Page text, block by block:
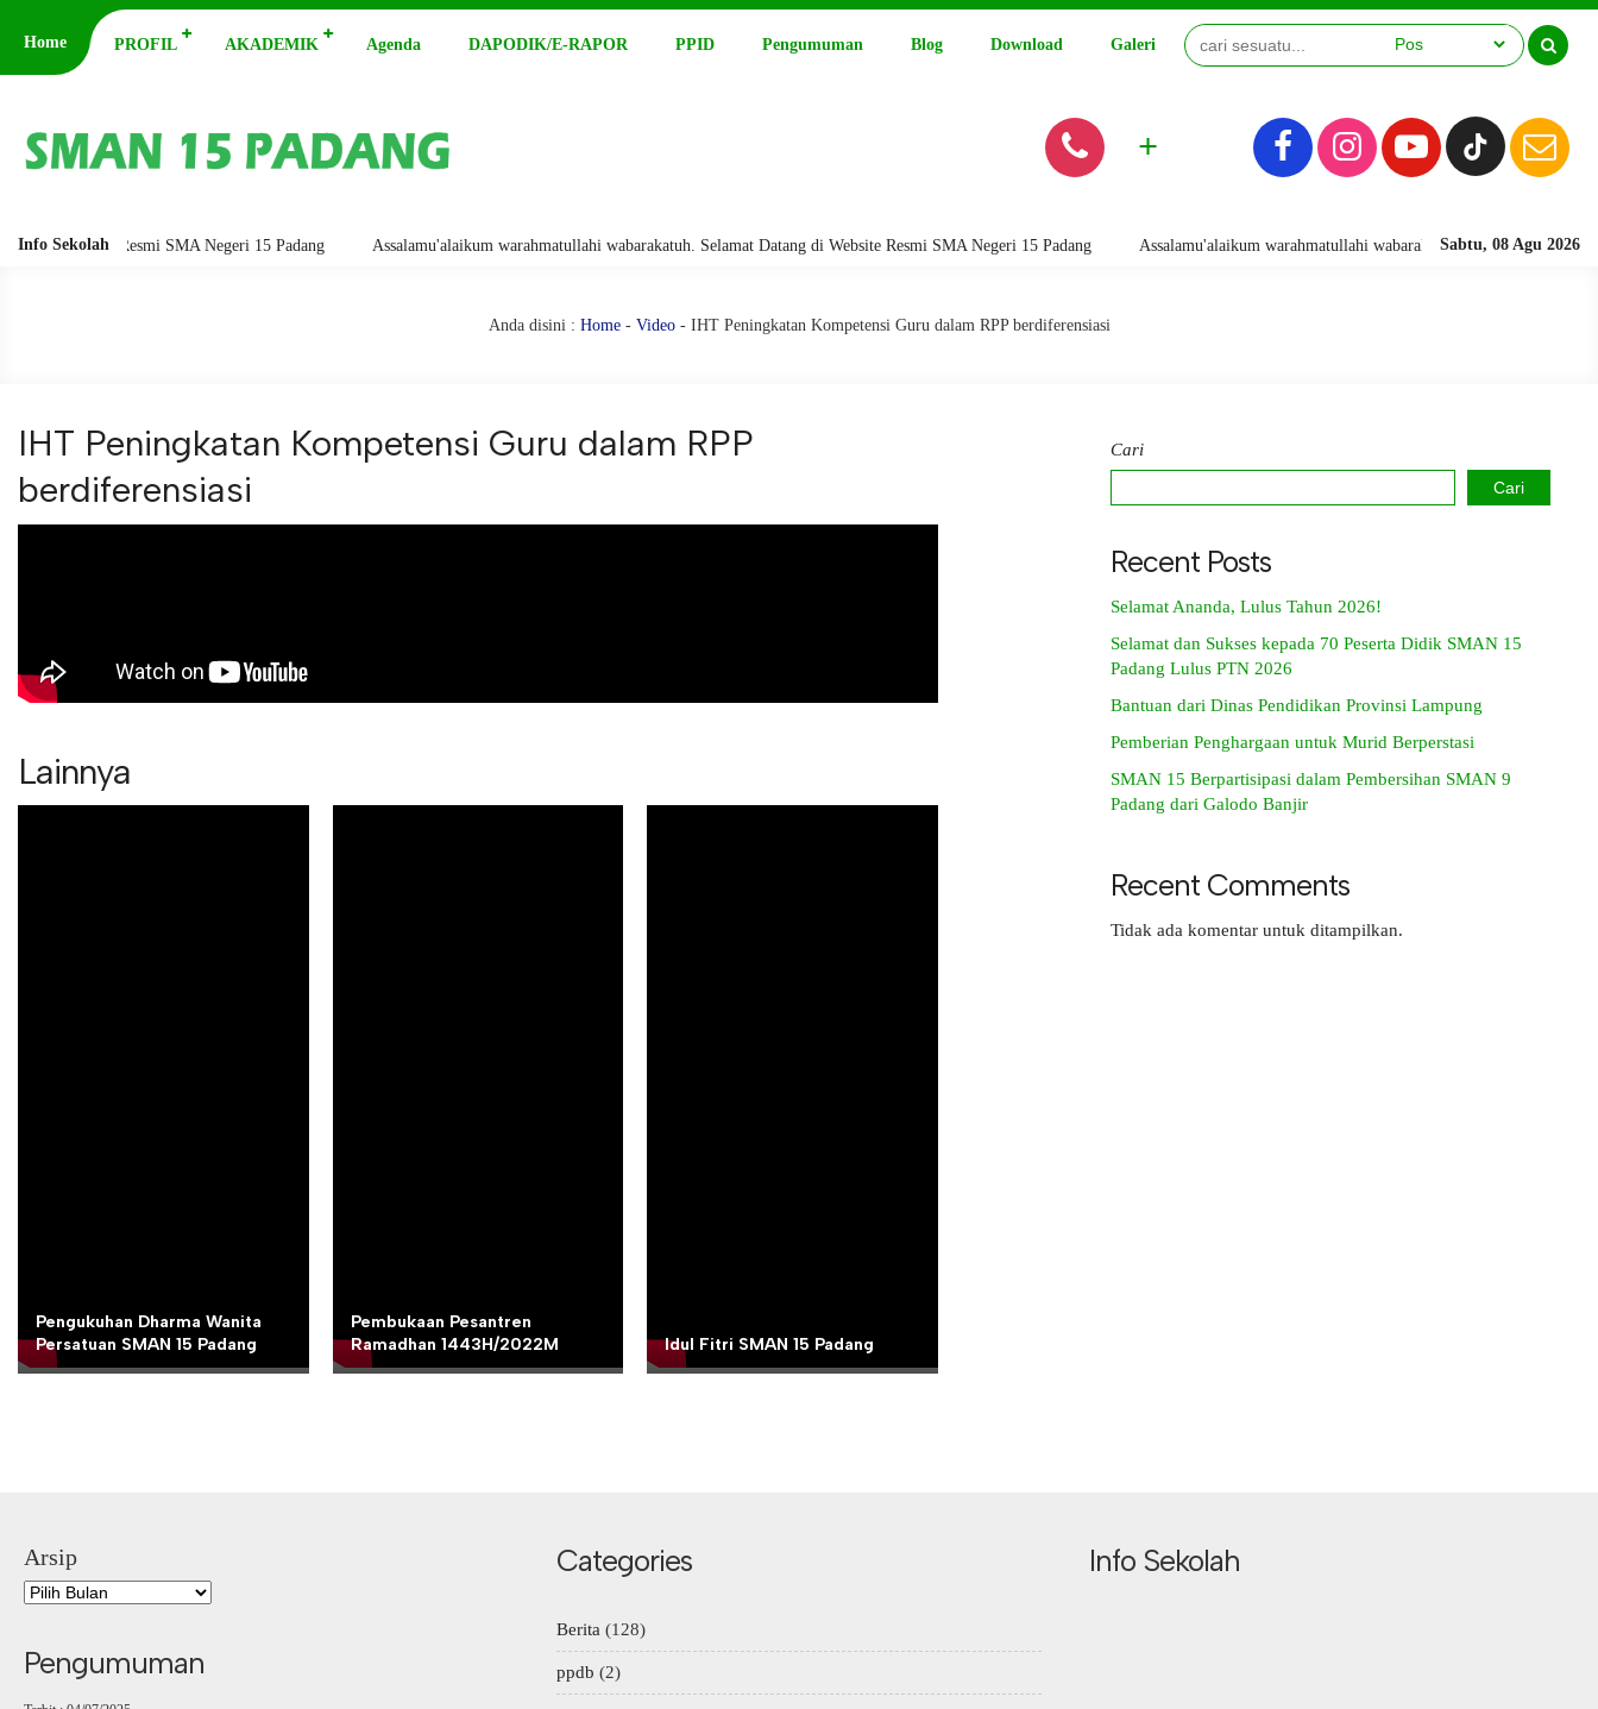
Home PROFIL AKADEMIK Agenda DAPODIK/E-RAPOR PPID Pengumuman Blog Download Galeri Video
+
Info Sekolah Sabtu, 08 Agu 2026
Website Resmi SMA Negeri 15 Padang Assalamu'alaikum warahmatullahi wabarakatuh. Selamat Datang di Website Resmi SMA Negeri 15 Padang Assalamu'alaikum warahmatullahi wabarakatuh. Selamat Datang di
Anda disini : Home- Video- IHT Peningkatan Kompetensi Guru dalam RPP berdiferensiasi
IHT Peningkatan Kompetensi Guru dalam RPP
berdiferensiasi
Lainnya
Pengukuhan Dharma Wanita
Persatuan SMAN 15 Padang
Pembukaan Pesantren
Ramadhan 1443H/2022M
Idul Fitri SMAN 15 Padang
Cari
Cari
Recent Posts
Selamat Ananda, Lulus Tahun 2026!
Selamat dan Sukses kepada 70 Peserta Didik SMAN 15
Padang Lulus PTN 2026
Bantuan dari Dinas Pendidikan Provinsi Lampung
Pemberian Penghargaan untuk Murid Berperstasi
SMAN 15 Berpartisipasi dalam Pembersihan SMAN 9
Padang dari Galodo Banjir
Recent Comments
Tidak ada komentar untuk ditampilkan.
Arsip
Pengumuman
Categories
Berita (128)
ppdb (2)
Info Sekolah